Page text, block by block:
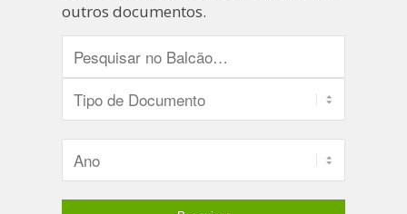
outros documentos.